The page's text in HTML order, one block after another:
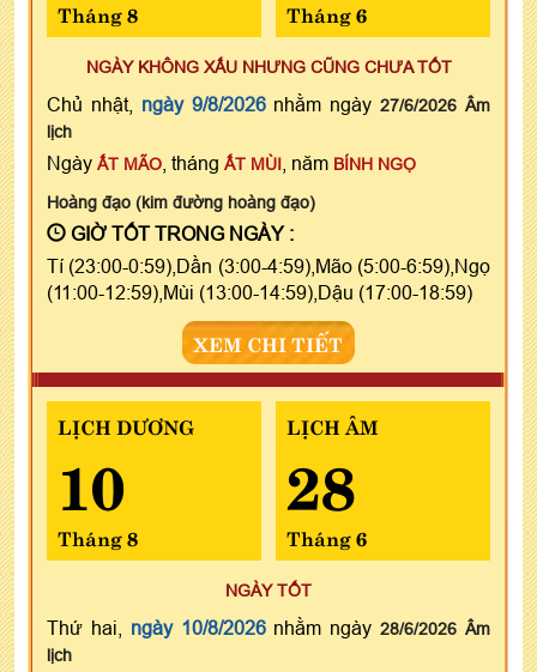
Tháng 8 Tháng 6
NGÀY KHÔNG XẤU NHƯNG CŨNG CHƯA TỐT
Chủ nhật, ngày 9/8/2026nhằm ngày27/6/2026 Âm
lịch
Ngày ẤT MÃO , tháng ẤT MÙI , năm BÍNH NGỌ
Hoàng đạo (kim đường hoàng đạo)
GIỜ TỐT TRONG NGÀY :
Tí (23:00-0:59),Dần (3:00-4:59),Mão (5:00-6:59),Ngọ
(11:00-12:59),Mùi (13:00-14:59),Dậu (17:00-18:59)
XEM CHI TIẾT
LỊCH DƯƠNG
10
Tháng 8
LỊCH ÂM
28
Tháng 6
NGÀY TỐT
Thứ hai, ngày 10/8/2026nhằm ngày28/6/2026 Âm
lịch